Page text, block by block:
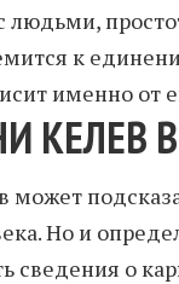
людьми,
к
именно от
КЕЛЕВ
Но и
сведения о